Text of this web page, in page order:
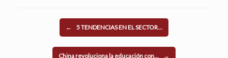
Navegador de artículos
← 5 TENDENCIAS EN EL SECTOR…
China revoluciona la educación con… →